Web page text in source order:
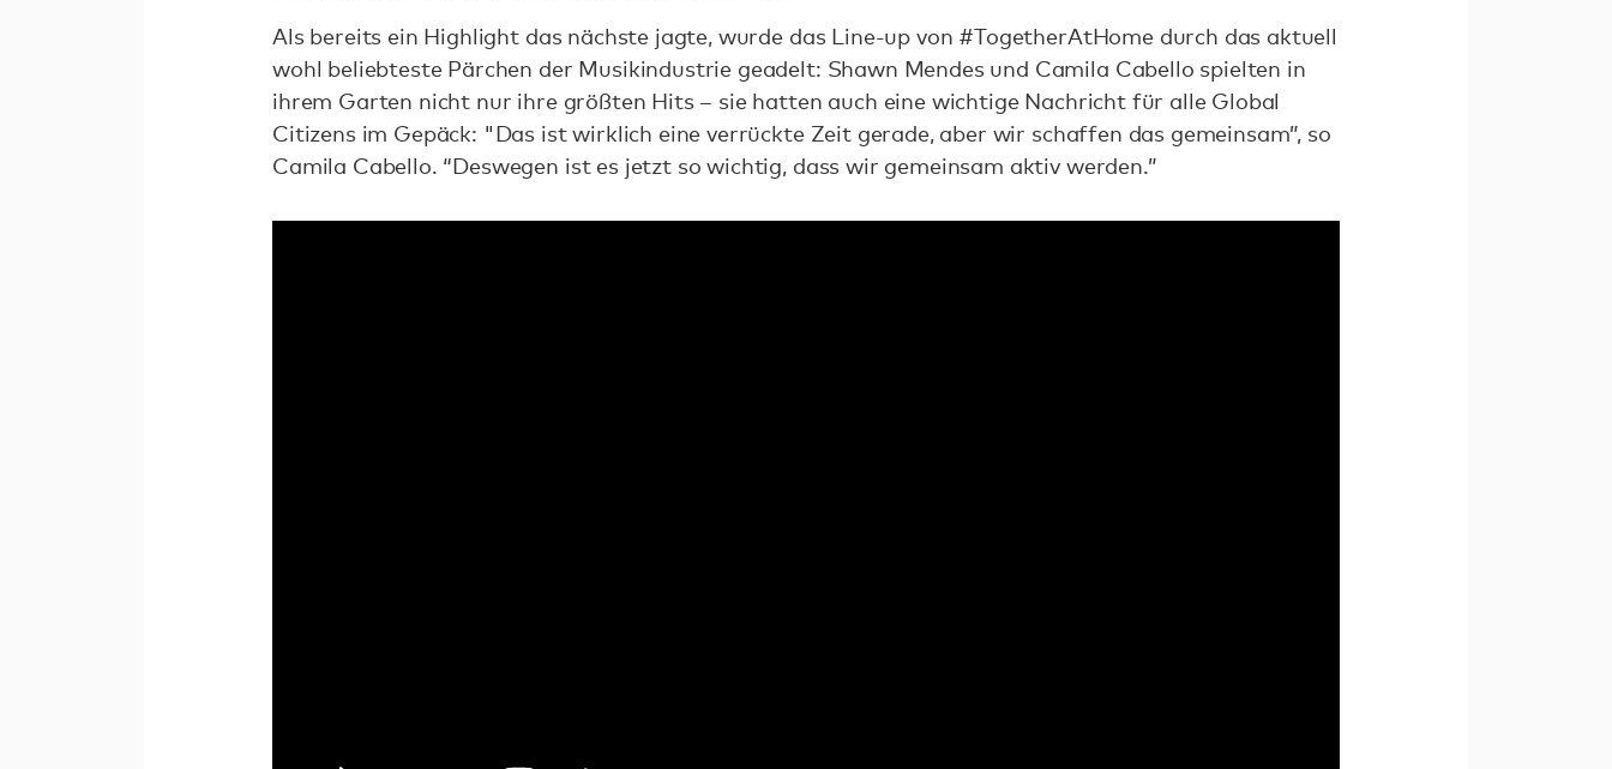
Als bereits ein Highlight das nächste jagte, wurde das Line-up von #TogetherAtHome durch das aktuell
wohl beliebteste Pärchen der Musikindustrie geadelt: Shawn Mendes und Camila Cabello spielten in
ihrem Garten nicht nur ihre größten Hits – sie hatten auch eine wichtige Nachricht für alle Global
Citizens im Gepäck: "Das ist wirklich eine verrückte Zeit gerade, aber wir schaffen das gemeinsam”, so
Camila Cabello. “Deswegen ist es jetzt so wichtig, dass wir gemeinsam aktiv werden.”